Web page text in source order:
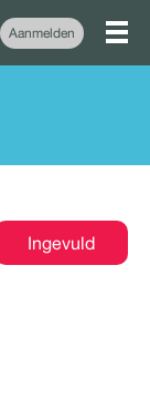
Aanmelden
Ingevuld